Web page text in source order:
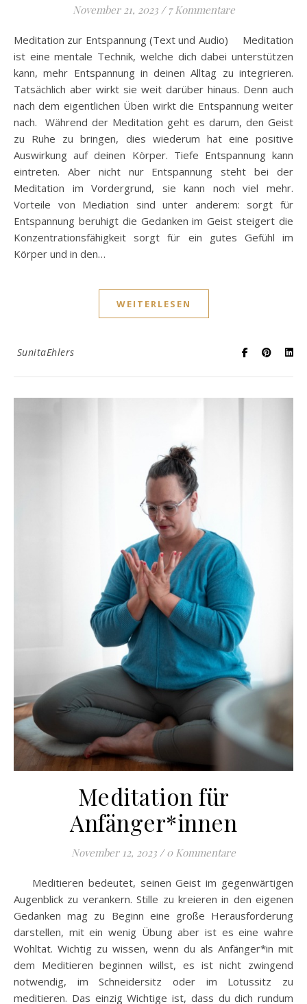
November 21, 2023 / 7 Kommentare
Meditation zur Entspannung (Text und Audio) Meditation
ist eine mentale Technik, welche dich dabei unterstützen
kann, mehr Entspannung in deinen Alltag zu integrieren.
Tatsächlich aber wirkt sie weit darüber hinaus. Denn auch
nach dem eigentlichen Üben wirkt die Entspannung weiter
nach. Während der Meditation geht es darum, den Geist
zu Ruhe zu bringen, dies wiederum hat eine positive
Auswirkung auf deinen Körper. Tiefe Entspannung kann
eintreten. Aber nicht nur Entspannung steht bei der
Meditation im Vordergrund, sie kann noch viel mehr.
Vorteile von Mediation sind unter anderem: sorgt für
Entspannung beruhigt die Gedanken im Geist steigert die
Konzentrationsfähigkeit sorgt für ein gutes Gefühl im
Körper und in den…
WEITERLESEN
SunitaEhlers
Meditation für
Anfänger*innen
November 12, 2023 / 0 Kommentare
Meditieren bedeutet, seinen Geist im gegenwärtigen
Augenblick zu verankern. Stille zu kreieren in den eigenen
Gedanken mag zu Beginn eine große Herausforderung
darstellen, mit ein wenig Übung aber ist es eine wahre
Wohltat. Wichtig zu wissen, wenn du als Anfänger*in mit
dem Meditieren beginnen willst, es ist nicht zwingend
notwendig, im Schneidersitz oder im Lotussitz zu
meditieren. Das einzig Wichtige ist, dass du dich rundum